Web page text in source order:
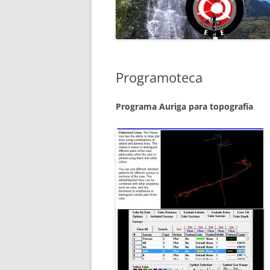
PROTECCIÓN DE DATOSCICLO FINAL EN
BARRANCOS
EN MEDIA MONTAÑA
PRUEBAS ESPECÍFICAS DE
MIDE ESPELEO
Programoteca
Programa Auriga para topografía